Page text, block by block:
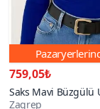
759,05₺
Saks Mavi Büzgülü
Jarse Bluz
Zagrep